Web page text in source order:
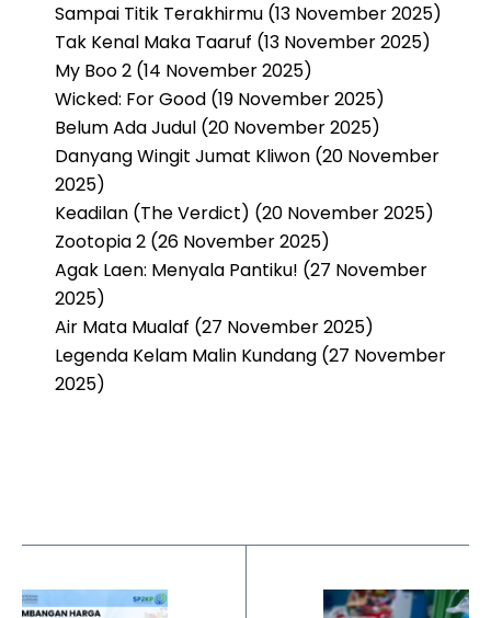
Sampai Titik Terakhirmu (13 November 2025)
Tak Kenal Maka Taaruf (13 November 2025)
My Boo 2 (14 November 2025)
Wicked: For Good (19 November 2025)
Belum Ada Judul (20 November 2025)
Danyang Wingit Jumat Kliwon (20 November
2025)
Keadilan (The Verdict) (20 November 2025)
Zootopia 2 (26 November 2025)
Agak Laen: Menyala Pantiku! (27 November
2025)
Air Mata Mualaf (27 November 2025)
Legenda Kelam Malin Kundang (27 November
2025)